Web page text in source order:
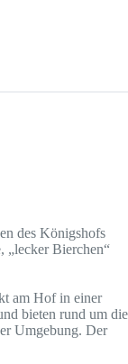
des Königshofs
„lecker Bierchen“
am Hof in einer
bieten rund um die
Umgebung. Der